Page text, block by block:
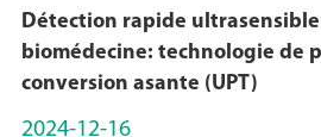
Détection rapide ultrasensible
biomédecine: technologie de
conversion asante (UPT)
2024-12-16